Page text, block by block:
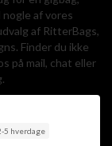
af vores
af RitterBags,
Finder du ikke
på mail, chat eller
5 hverdage